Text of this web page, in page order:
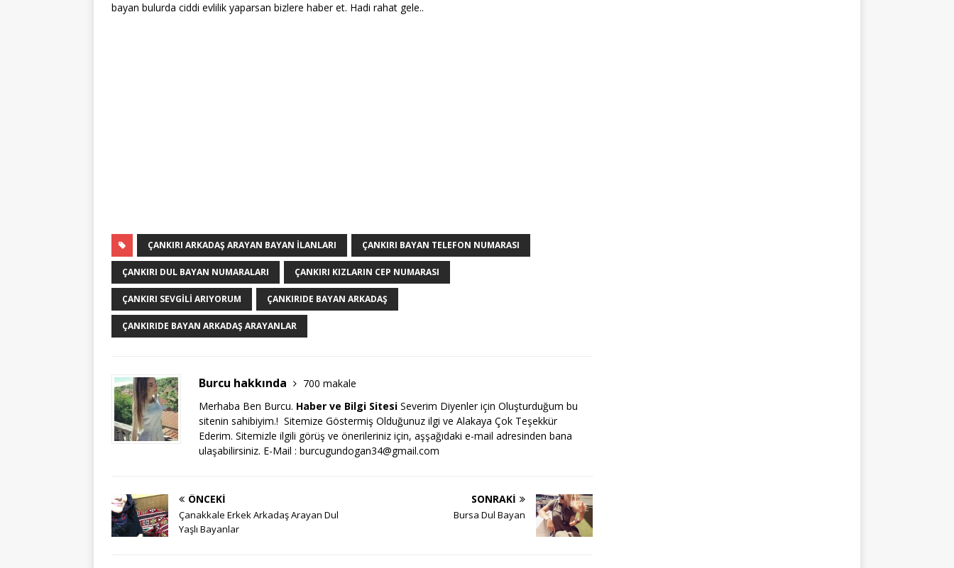
bayan bulurda ciddi evlilik yaparsan bizlere haber et. Hadi rahat gele..
ÇANKIRI ARKADAŞ ARAYAN BAYAN ILANLARI ÇANKIRI BAYAN TELEFON NUMARASI
ÇANKIRI DUL BAYAN NUMARALARI ÇANKIRI KIZLARIN CEP NUMARASI
ÇANKIRI SEVGILI ARIYORUM ÇANKIRIDE BAYAN ARKADAŞ
ÇANKIRIDE BAYAN ARKADAŞ ARAYANLAR
Burcu hakkında
700 makale
Merhaba Ben Burcu. Haber ve Bilgi Sitesi Severim Diyenler için Oluşturduğum bu
sitenin sahibiyim.! Sitemize Göstermiş Olduğunuz ilgi ve Alakaya Çok Teşekkür
Ederim. Sitemizle ilgili görüş ve önerileriniz için, aşşağıdaki e-mail adresinden bana
ulaşabilirsiniz. E-Mail : burcugundogan34@gmail.com
ÖNCEKI
Çanakkale Erkek Arkadaş Arayan Dul
Yaşlı Bayanlar
SONRAKI
Bursa Dul Bayan